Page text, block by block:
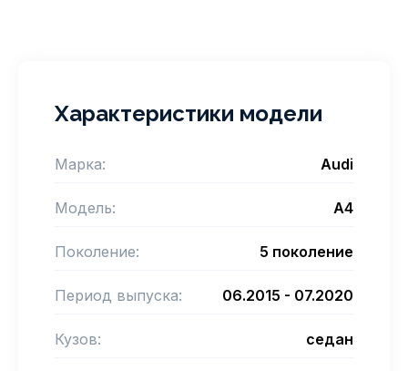
Характеристики модели
Марка: Audi
Модель: A4
Поколение: 5 поколение
Период выпуска: 06.2015 - 07.2020
Кузов: седан